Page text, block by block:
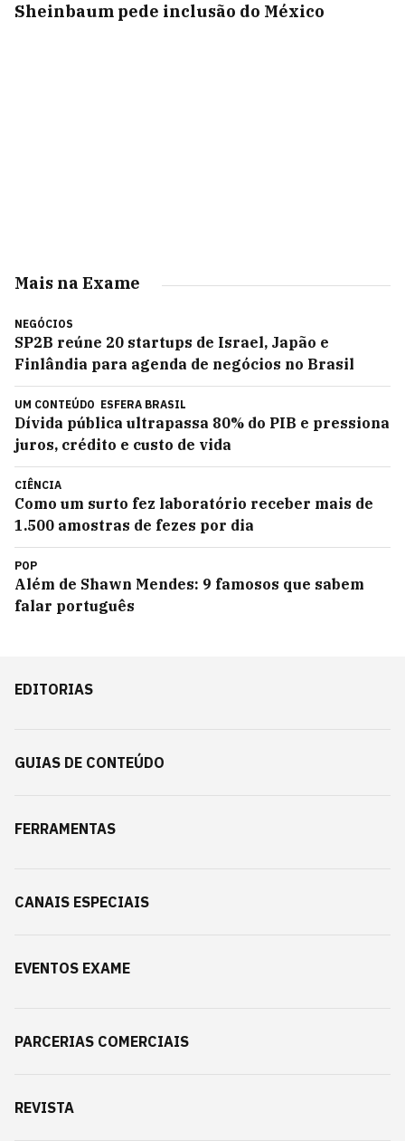
Sheinbaum pede inclusão do México
Mais na Exame
NEGÓCIOS
SP2B reúne 20 startups de Israel, Japão e
Finlândia para agenda de negócios no Brasil
UM CONTEÚDO ESFERA BRASIL
Dívida pública ultrapassa 80% do PIB e pressiona
juros, crédito e custo de vida
CIÊNCIA
Como um surto fez laboratório receber mais de
1.500 amostras de fezes por dia
POP
Além de Shawn Mendes: 9 famosos que sabem
falar português
EDITORIAS
GUIAS DE CONTEÚDO
FERRAMENTAS
CANAIS ESPECIAIS
EVENTOS EXAME
PARCERIAS COMERCIAIS
REVISTA